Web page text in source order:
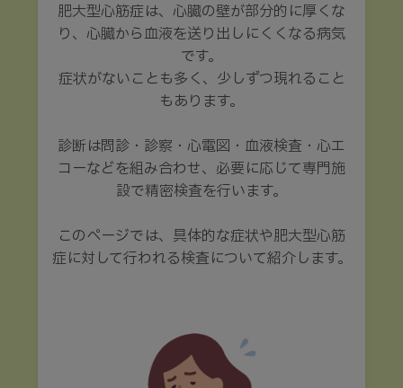
肥大型心筋症は、心臓の壁が部分的に厚くな
り、心臓から血液を送り出しにくくなる病気
です。
症状がないことも多く、少しずつ現れること
もあります。
診断は問診・診察・心電図・血液検査・心エ
コーなどを組み合わせ、必要に応じて専門施
設で精密検査を行います。
このページでは、具体的な症状や肥大型心筋
症に対して行われる検査について紹介します。